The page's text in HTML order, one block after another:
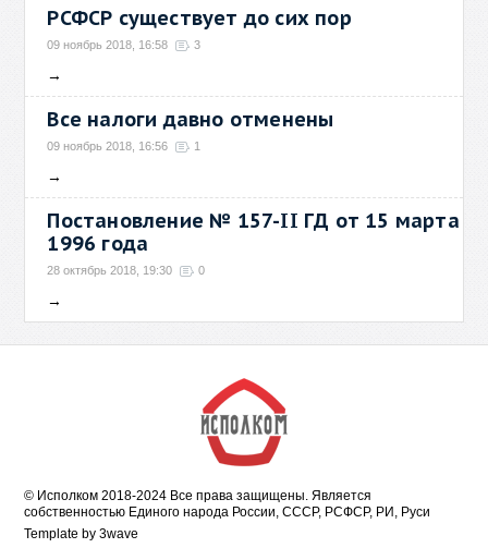
РСФСР существует до сих пор
09 ноябрь 2018, 16:58 3
→
Все налоги давно отменены
09 ноябрь 2018, 16:56 1
→
Постановление № 157-II ГД от 15 марта
1996 года
28 октябрь 2018, 19:30 0
→
© Исполком 2018-2024 Все права защищены. Является
собственностью Единого народа России, СССР, РСФСР, РИ, Руси
Template by3wave